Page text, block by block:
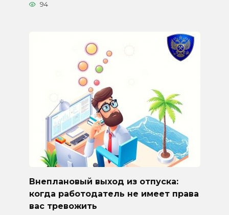
94
Внеплановый выход из отпуска:
когда работодатель не имеет права
вас тревожить